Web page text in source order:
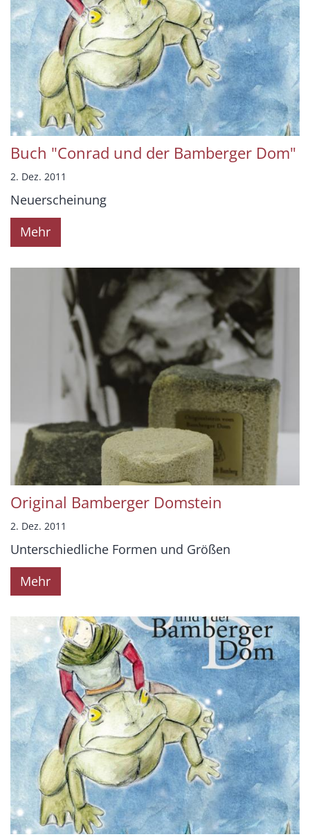
Buch "Conrad und der Bamberger Dom"
2. Dez. 2011
Neuerscheinung
Mehr
Original Bamberger Domstein
2. Dez. 2011
Unterschiedliche Formen und Größen
Mehr